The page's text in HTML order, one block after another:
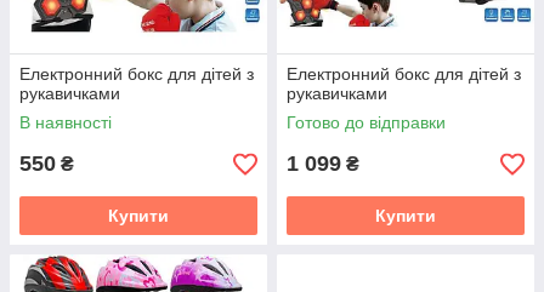
Електронний бокс для дітей з
рукавичками
В наявності
550 ₴
Купити
Електронний бокс для дітей з
рукавичками
Готово до відправки
1 099 ₴
Купити